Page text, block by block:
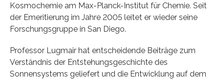
Kosmochemie am Max-Planck-Institut für Chemie. Seit
der Emeritierung im Jahre 2005 leitet er wieder seine
Forschungsgruppe in San Diego.
Professor Lugmair hat entscheidende Beiträge zum
Verständnis der Entstehungsgeschichte des
Sonnensystems geliefert und die Entwicklung auf dem